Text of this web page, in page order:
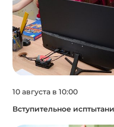
10 августа в 10:00
Вступительное